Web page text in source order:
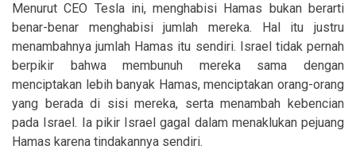
Menurut CEO Tesla ini, menghabisi Hamas bukan berarti
benar-benar menghabisi jumlah mereka. Hal itu justru
menambahnya jumlah Hamas itu sendiri. Israel tidak pernah
berpikir bahwa membunuh mereka sama dengan
menciptakan lebih banyak Hamas, menciptakan orang-orang
yang berada di sisi mereka, serta menambah kebencian
pada Israel. Ia pikir Israel gagal dalam menaklukan pejuang
Hamas karena tindakannya sendiri.